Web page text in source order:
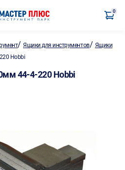
0
/Ящики для инструментов/ Ящики
Hobbi
44-4-220 Hobbi